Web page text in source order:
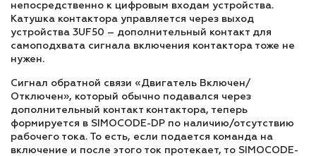
непосредственно к цифровым входам устройства.
Катушка контактора управляется через выход
устройства 3UF50 – дополнительный контакт для
самоподхвата сигнала включения контактора тоже не
нужен.
Сигнал обратной связи «Двигатель Включен/
Отключен», который обычно подавался через
дополнительный контакт контактора, теперь
формируется в SIMOCODE-DP по наличию/отсутствию
рабочего тока. То есть, если подается команда на
включение и после этого ток протекает, то SIMOCODE-